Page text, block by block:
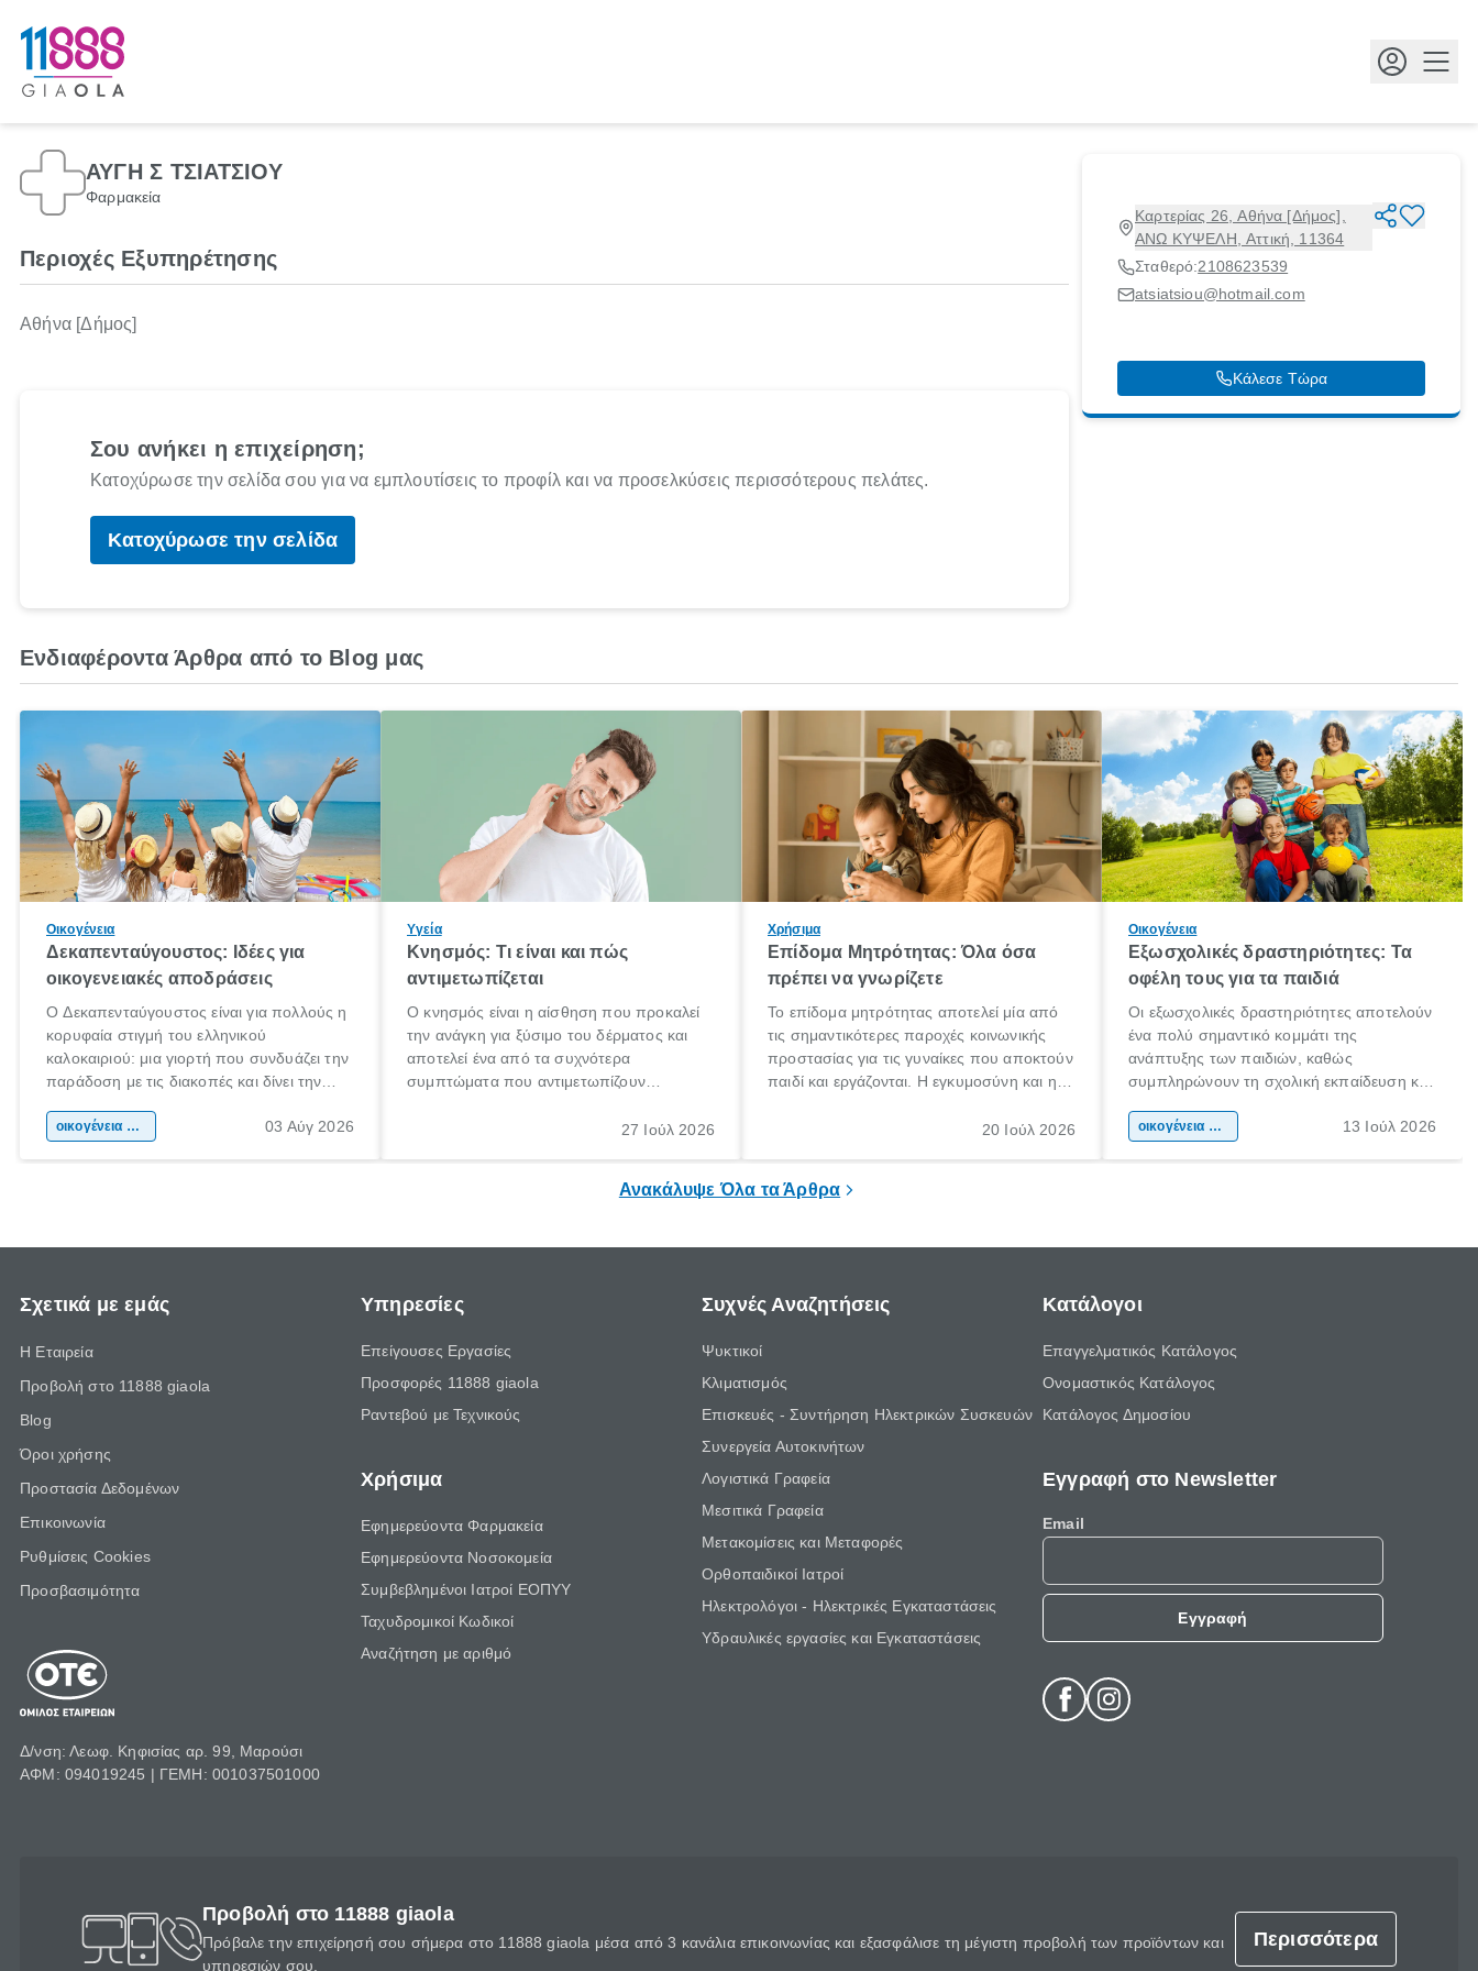
ΑΥΓΗ Σ ΤΣΙΑΤΣΙΟΥ
Φαρμακεία
Καρτερίας 26, Αθήνα [Δήμος],
ΑΝΩ ΚΥΨΕΛΗ, Αττική, 11364
Σταθερό:2108623539
atsiatsiou@hotmail.com
Κάλεσε Τώρα
Περιοχές Εξυπηρέτησης
Αθήνα [Δήμος]
Σου ανήκει η επιχείρηση;
Κατοχύρωσε την σελίδα σου για να εμπλουτίσεις το προφίλ και να προσελκύσεις περισσότερους πελάτες.
Κατοχύρωσε την σελίδα
Ενδιαφέροντα Άρθρα από το Blog μας
Οικογένεια
Δεκαπενταύγουστος: Ιδέες για
οικογενειακές αποδράσεις
Ο Δεκαπενταύγουστος είναι για πολλούς η
κορυφαία στιγμή του ελληνικού
καλοκαιριού: μια γιορτή που συνδυάζει την
παράδοση με τις διακοπές και δίνει την
χώρας. Είτε πρόκειται για λίγες μέρες
οικογένεια & παιδί 03 Αύγ 2026
Υγεία
Κνησμός: Τι είναι και πώς
αντιμετωπίζεται
Ο κνησμός είναι η αίσθηση που προκαλεί
την ανάγκη για ξύσιμο του δέρματος και
αποτελεί ένα από τα συχνότερα
συμπτώματα που αντιμετωπίζουν
πληροφορίες για το «κνησμός τι είναι»,
27 Ιούλ 2026
Χρήσιμα
Επίδομα Μητρότητας: Όλα όσα
πρέπει να γνωρίζετε
Το επίδομα μητρότητας αποτελεί μία από
τις σημαντικότερες παροχές κοινωνικής
προστασίας για τις γυναίκες που αποκτούν
παιδί και εργάζονται. Η εγκυμοσύνη και η
σημαντική περίοδος στη ζωή κάθε20 Ιούλ 2026
Οικογένεια
Εξωσχολικές δραστηριότητες: Τα
οφέλη τους για τα παιδιά
Οι εξωσχολικές δραστηριότητες αποτελούν
ένα πολύ σημαντικό κομμάτι της
ανάπτυξης των παιδιών, καθώς
συμπληρώνουν τη σχολική εκπαίδευση και
της προσωπικότητας, της κοινωνικότητας
οικογένεια & παιδί 13 Ιούλ 2026
Ανακάλυψε Όλα τα Άρθρα
Σχετικά με εμάς
Η Εταιρεία
Προβολή στο 11888 giaola
Blog
Όροι χρήσης
Προστασία Δεδομένων
Επικοινωνία
Ρυθμίσεις Cookies
Προσβασιμότητα
Δ/νση: Λεωφ. Κηφισίας αρ. 99, Μαρούσι
ΑΦΜ: 094019245 | ΓΕΜΗ: 001037501000
Υπηρεσίες
Επείγουσες Εργασίες
Προσφορές 11888 giaola
Ραντεβού με Τεχνικούς
Χρήσιμα
Εφημερεύοντα Φαρμακεία
Εφημερεύοντα Νοσοκομεία
Συμβεβλημένοι Ιατροί ΕΟΠΥΥ
Ταχυδρομικοί Κωδικοί
Αναζήτηση με αριθμό
Συχνές Αναζητήσεις
Ψυκτικοί
Κλιματισμός
Επισκευές - Συντήρηση Ηλεκτρικών Συσκευών
Συνεργεία Αυτοκινήτων
Λογιστικά Γραφεία
Μεσιτικά Γραφεία
Μετακομίσεις και Μεταφορές
Ορθοπαιδικοί Ιατροί
Ηλεκτρολόγοι - Ηλεκτρικές Εγκαταστάσεις
Υδραυλικές εργασίες και Εγκαταστάσεις
Κατάλογοι
Επαγγελματικός Κατάλογος
Ονομαστικός Κατάλογος
Κατάλογος Δημοσίου
Εγγραφή στο Newsletter
Email
Εγγραφή
Προβολή στο 11888 giaola
Πρόβαλε την επιχείρησή σου σήμερα στο 11888 giaola μέσα από 3 κανάλια επικοινωνίας και εξασφάλισε τη μέγιστη προβολή των προϊόντων και
υπηρεσιών σου.
Περισσότερα